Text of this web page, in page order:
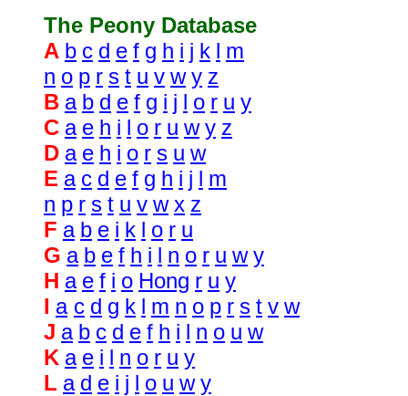
The Peony Database
A b c d e f g h i j k l m
n o p r s t u v w y z
B a b d e f g i j l o r u y
C a e h i l o r u w y z
D a e h i o r s u w
E a c d e f g h i j l m
n p r s t u v w x z
F a b e i k l o r u
G a b e f h i l n o r u w y
H a e f i o Hong r u y
I a c d g k l m n o p r s t v w
J a b c d e f h i l n o u w
K a e i l n o r u y
L a d e i j l o u w y